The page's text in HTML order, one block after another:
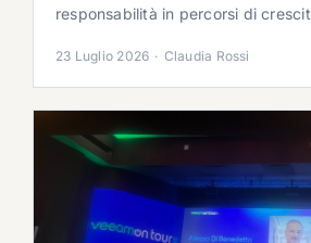
responsabilità in percorsi di
23 Luglio 2026 · Claudia Rossi